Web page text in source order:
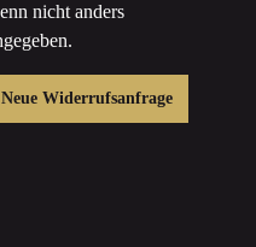
nicht anders
Neue Widerrufsanfrage